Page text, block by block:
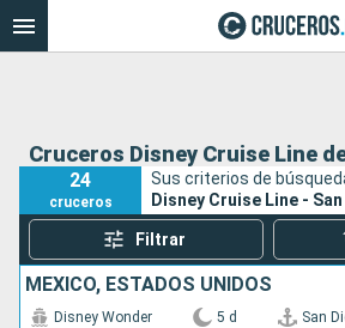
Cruceros Disney Cruise Line
24
cruceros
Sus criterios de
Disney Cruise Line -
Filtrar
MÉXICO, ESTADOS UNIDOS
Disney Wonder 5 d San